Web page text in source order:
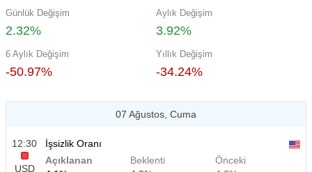
Günlük Değişim
2.32%
Aylık Değişim
3.92%
6 Aylık Değişim
-50.97%
Yıllık Değişim
-34.24%
07 Ağustos, Cuma
12:30
USD
İşsizlik Oranı
Açıklanan
Beklenti
Önceki